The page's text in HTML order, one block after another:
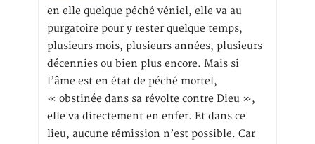
en elle quelque péché véniel, elle va au
purgatoire pour y rester quelque temps,
plusieurs mois, plusieurs années, plusieurs
décennies ou bien plus encore. Mais si
l’âme est en état de péché mortel,
« obstinée dans sa révolte contre Dieu »,
elle va directement en enfer. Et dans ce
lieu, aucune rémission n’est possible. Car